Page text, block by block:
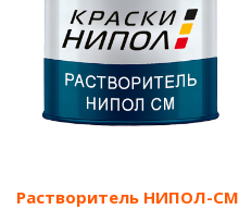
Растворитель НИПОЛ-СМ